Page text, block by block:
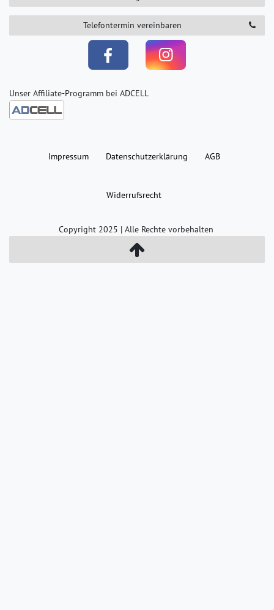
Telefontermin vereinbaren
Unser Affiliate-Programm bei ADCELL
Impressum Daten­schutz­erklärung AGB
Widerrufs­recht
Copyright 2025 | Alle Rechte vorbehalten